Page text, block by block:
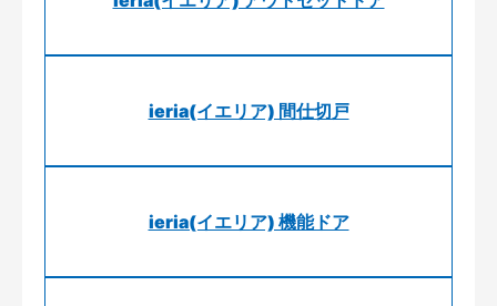
ieria(イエリア) 間仕切戸
ieria(イエリア) 機能ドア